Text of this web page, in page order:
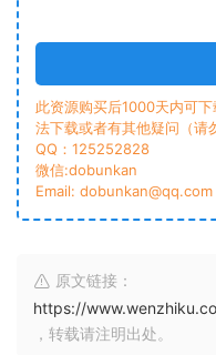
此资源购买后1000天内可
法下载或者有其他疑问（请
QQ：125252828
微信:dobunkan
Email: dobunkan@qq.com
原文链接：
https://
，转载请注明出处。